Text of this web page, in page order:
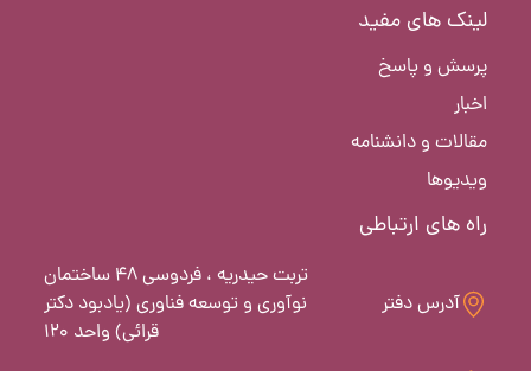
لینک های مفید
پرسش و پاسخ
اخبار
مقالات و دانشنامه
ویدیوها
راه های ارتباطی
آدرس دفتر
تربت حیدریه ، فردوسی 48 ساختمان
نوآوری و توسعه فناوری (یادبود دکتر
قرائی) واحد 120